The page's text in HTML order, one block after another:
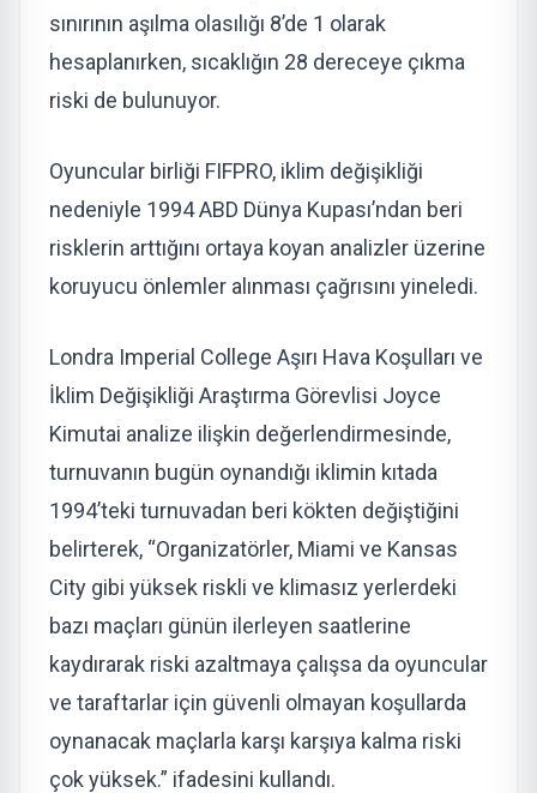
sınırının aşılma olasılığı 8’de 1 olarak
hesaplanırken, sıcaklığın 28 dereceye çıkma
riski de bulunuyor.
Oyuncular birliği FIFPRO, iklim değişikliği
nedeniyle 1994 ABD Dünya Kupası’ndan beri
risklerin arttığını ortaya koyan analizler üzerine
koruyucu önlemler alınması çağrısını yineledi.
Londra Imperial College Aşırı Hava Koşulları ve
İklim Değişikliği Araştırma Görevlisi Joyce
Kimutai analize ilişkin değerlendirmesinde,
turnuvanın bugün oynandığı iklimin kıtada
1994’teki turnuvadan beri kökten değiştiğini
belirterek, “Organizatörler, Miami ve Kansas
City gibi yüksek riskli ve klimasız yerlerdeki
bazı maçları günün ilerleyen saatlerine
kaydırarak riski azaltmaya çalışsa da oyuncular
ve taraftarlar için güvenli olmayan koşullarda
oynanacak maçlarla karşı karşıya kalma riski
çok yüksek.” ifadesini kullandı.